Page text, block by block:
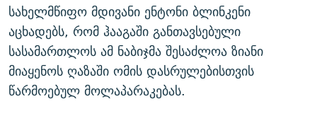
სახელმწიფო მდივანი ენტონი ბლინკენი
აცხადებს, რომ ჰააგაში განთავსებული
სასამართლოს ამ ნაბიჯმა შესაძლოა ზიანი
მიაყენოს ღაზაში ომის დასრულებისთვის
წარმოებულ მოლაპარაკებას.